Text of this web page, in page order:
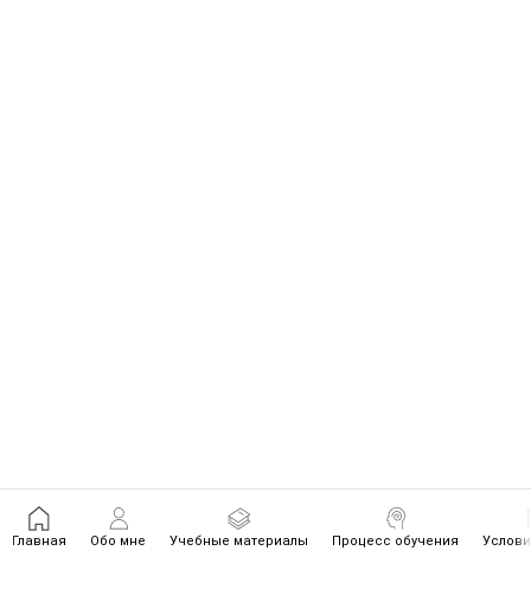
Главная Обо мне Учебные материалы Процесс обучения